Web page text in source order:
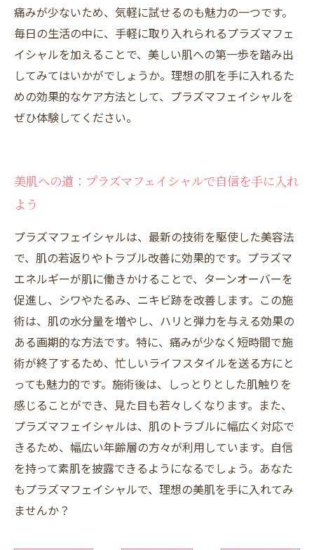
痛みが少ないため、気軽に試せるのも魅力の一つです。
毎日の生活の中に、手軽に取り入れられるプラズマフェ
イシャルを加えることで、美しい肌への第一歩を踏み出
してみてはいかがでしょうか。理想の肌を手に入れるた
めの効果的なケア方法として、プラズマフェイシャルを
ぜひ体験してください。
美肌への道：プラズマフェイシャルで自信を手に入れ
よう
プラズマフェイシャルは、最新の技術を駆使した美容法
で、肌の若返りやトラブル改善に効果的です。プラズマ
エネルギーが肌に働きかけることで、ターンオーバーを
促進し、シワやたるみ、ニキビ跡を改善します。この施
術は、肌の水分量を増やし、ハリと弾力を与える効果の
ある画期的な方法です。特に、痛みが少なく短時間で施
術が終了するため、忙しいライフスタイルを送る方にと
っても魅力的です。施術後は、しっとりとした肌触りを
感じることができ、見た目も若々しくなります。また、
プラズマフェイシャルは、肌のトラブルに幅広く対応で
きるため、幅広い年齢層の方々が利用しています。自信
を持って素肌を披露できるようになるでしょう。あなた
もプラズマフェイシャルで、理想の美肌を手に入れてみ
ませんか？